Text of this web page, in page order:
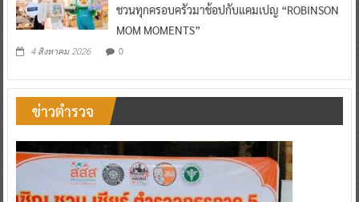
ชวนทุกครอบครัวมาช้อปกับแคมเปญ “ROBINSON
MOM MOMENTS”
4 สิงหาคม 2026 0
ข่าวตำรวจ